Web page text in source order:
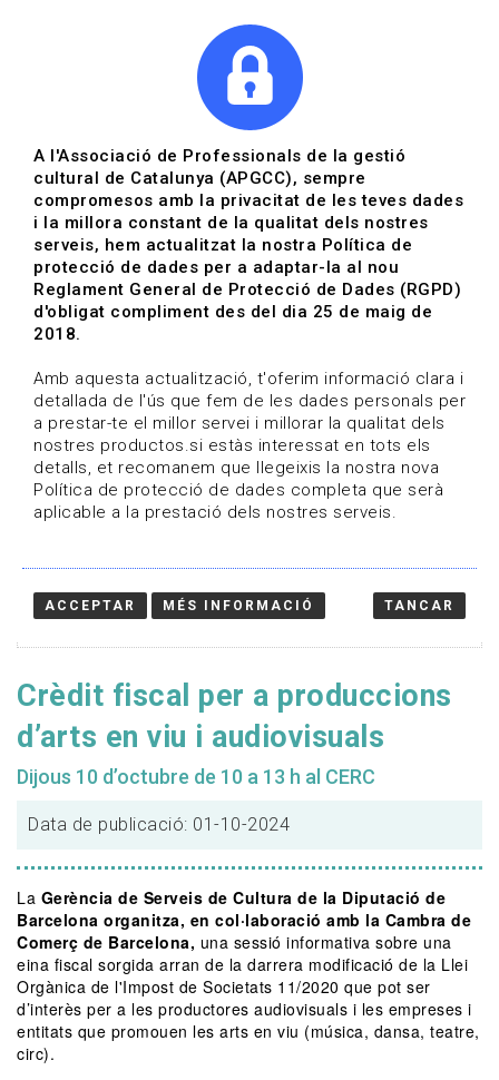
Agenda | Audiovisual
Data de publicació: 01-10-2024
HOME
Crèdit fiscal per a produccions
d’arts en viu i audiovisuals
Dijous 10 d’octubre de 10 a 13 h al CERC
Data de publicació: 01-10-2024
La Gerència de Serveis de Cultura de la Diputació de
Barcelona organitza, en col·laboració amb la Cambra de
Comerç de Barcelona, una sessió informativa sobre una
eina fiscal sorgida arran de la darrera modificació de la Llei
Orgànica de l'Impost de Societats 11/2020 que pot ser
d’interès per a les productores audiovisuals i les empreses i
entitats que promouen les arts en viu (música, dansa, teatre,
circ).
A l'Associació de Professionals de la gestió
cultural de Catalunya (APGCC), sempre
compromesos amb la privacitat de les teves dades
i la millora constant de la qualitat dels nostres
serveis, hem actualitzat la nostra Política de
protecció de dades per a adaptar-la al nou
Reglament General de Protecció de Dades (RGPD)
d'obligat compliment des del dia 25 de maig de
2018.
Amb aquesta actualització, t'oferim informació clara i
detallada de l'ús que fem de les dades personals per
a prestar-te el millor servei i millorar la qualitat dels
nostres productos.si estàs interessat en tots els
detalls, et recomanem que llegeixis la nostra nova
Política de protecció de dades completa que serà
aplicable a la prestació dels nostres serveis.
ACCEPTAR MÉS INFORMACIÓ TANCAR